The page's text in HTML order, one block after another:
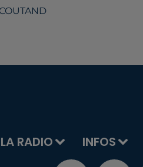
LA RADIO INFOS